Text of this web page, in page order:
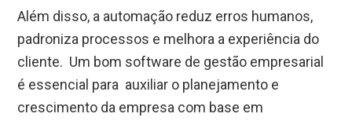
Além disso, a automação reduz erros humanos,
padroniza processos e melhora a experiência do
cliente. Um bom software de gestão empresarial
é essencial para auxiliar o planejamento e
crescimento da empresa com base em